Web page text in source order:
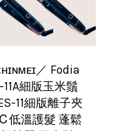
／ Fodia
11A細版玉米鬚
11細版離子夾
溫護髮 蓬鬆